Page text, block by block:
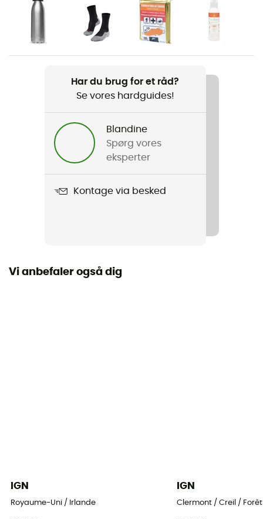
Produkt
Mulhouse.Forêt Domaniale De La Hardt
Pløs
Har du brug for et råd?
Se vores hardguides!
Blandine
Spørg vores
eksperter
Kontage via besked
Vi anbefaler også dig
IGN
Royaume-Uni / Irlande
IGN
Clermont / Creil /